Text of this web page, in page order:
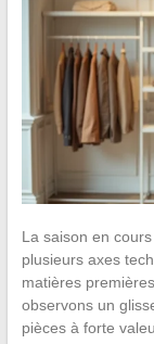
La saison en
plusieurs axes
matières
observons un
pièces à forte